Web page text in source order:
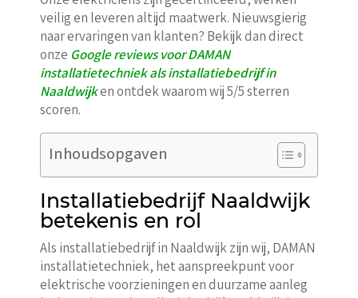
veilig en leveren altijd maatwerk. Nieuwsgierig
naar ervaringen van klanten? Bekijk dan direct
onze Google reviews voor DAMAN
installatietechniek als installatiebedrijf in
Naaldwijken ontdek waarom wij 5/5 sterren
scoren.
Inhoudsopgaven
Installatiebedrijf Naaldwijk
betekenis en rol
Als installatiebedrijf in Naaldwijk zijn wij, DAMAN
installatietechniek, het aanspreekpunt voor
elektrische voorzieningen en duurzame aanleg